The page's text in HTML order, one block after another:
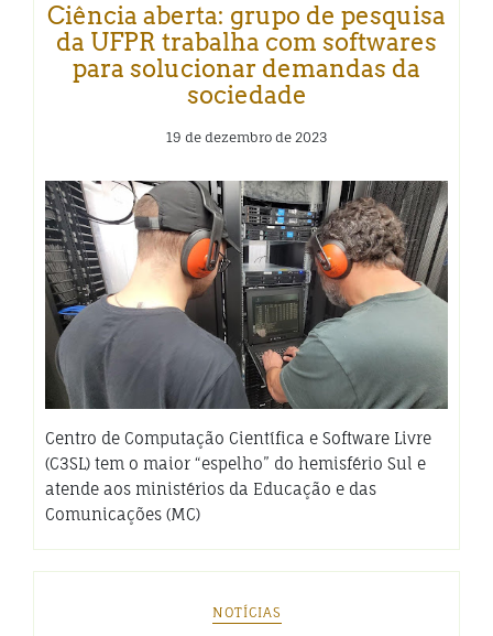
Ciência aberta: grupo de pesquisa
da UFPR trabalha com softwares
para solucionar demandas da
sociedade
19 de dezembro de 2023
Centro de Computação Científica e Software Livre
(C3SL) tem o maior “espelho” do hemisfério Sul e
atende aos ministérios da Educação e das
Comunicações (MC)
NOTÍCIAS